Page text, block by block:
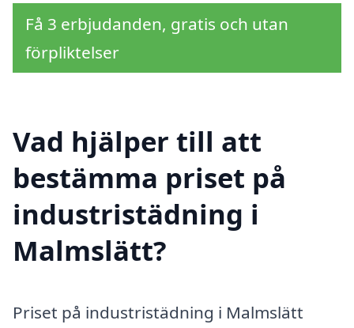
Få 3 erbjudanden, gratis och utan
förpliktelser
Vad hjälper till att
bestämma priset på
industristädning i
Malmslätt?
Priset på industristädning i Malmslätt